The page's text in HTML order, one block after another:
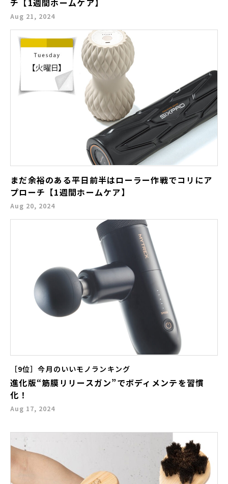
Aug 21, 2024
まだ余裕のある平日前半はローラー作戦でコリにア
プローチ【1週間ホームケア】
Aug 20, 2024
［9位］今月のいいモノランキング
進化版“筋膜リリースガン”でボディメンテを習慣
化！
Aug 17, 2024